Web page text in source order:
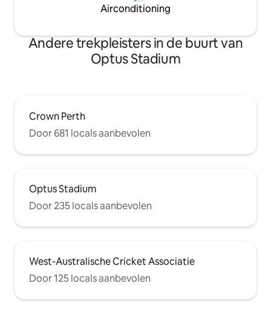
Airconditioning
Andere trekpleisters in de buurt van
Optus Stadium
Crown Perth
Door 681 locals aanbevolen
Optus Stadium
Door 235 locals aanbevolen
West-Australische Cricket Associatie
Door 125 locals aanbevolen